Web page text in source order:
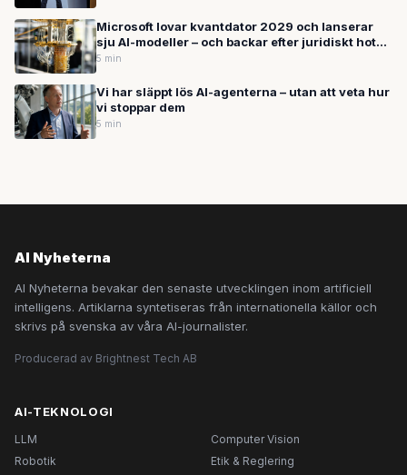
Microsoft lovar kvantdator 2029 och lanserar
sju AI-modeller – och backar efter juridiskt hot
mot säkerhetsforskare
5 min
Vi har släppt lös AI-agenterna – utan att veta hur
vi stoppar dem
5 min
AI Nyheterna
AI Nyheterna bevakar den senaste utvecklingen inom artificiell
intelligens. Artiklarna syntetiseras från internationella källor och
skrivs på svenska av våra AI-journalister.
Producerad av Brightnest Tech AB
AI-TEKNOLOGI
LLM
Computer Vision
Robotik
Etik & Reglering